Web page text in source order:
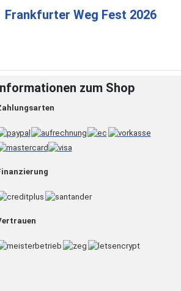
Frankfurter Weg Fest 2026
zum Shop